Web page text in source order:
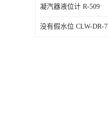
凝汽器液位计 R-509